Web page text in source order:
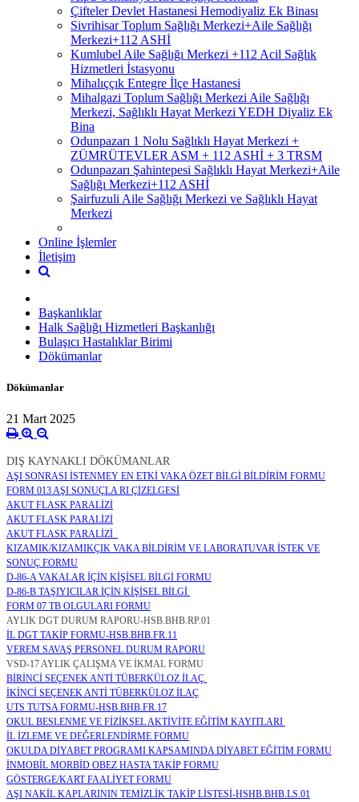
Çifteler Devlet Hastanesi Hemodiyaliz Ek Binası
Sivrihisar Toplum Sağlığı Merkezi+Aile Sağlığı
Merkezi+112 ASHİ
Kumlubel Aile Sağlığı Merkezi +112 Acil Sağlık
Hizmetleri İstasyonu
Mihalıççık Entegre İlçe Hastanesi
Mihalgazi Toplum Sağlığı Merkezi Aile Sağlığı
Merkezi, Sağlıklı Hayat Merkezi YEDH Diyaliz Ek
Bina
Odunpazarı 1 Nolu Sağlıklı Hayat Merkezi +
ZÜMRÜTEVLER ASM + 112 ASHİ + 3 TRSM
Odunpazarı Şahintepesi Sağlıklı Hayat Merkezi+Aile
Sağlığı Merkezi+112 ASHİ
Şairfuzuli Aile Sağlığı Merkezi ve Sağlıklı Hayat
Merkezi
Online İşlemler
İletişim
Başkanlıklar
Halk Sağlığı Hizmetleri Başkanlığı
Bulaşıcı Hastalıklar Birimi
Dökümanlar
Dökümanlar
21 Mart 2025
DIŞ KAYNAKLI DÖKÜMANLAR
AŞI SONRASI İSTENMEY EN ETKİ VAKA ÖZET BİLGİ BİLDİRİM FORMU
FORM 013 AŞI SONUÇLA RI ÇİZELGESİ
AKUT FLASK PARALİZİ
AKUT FLASK PARALİZİ
AKUT FLASK PARALİZİ
KIZAMIK/KIZAMIKÇIK VAKA BİLDİRİM VE LABORATUVAR İSTEK VE
SONUÇ FORMU
D-86-A VAKALAR İÇİN KİŞİSEL BİLGİ FORMU
D-86-B TAŞIYICILAR İÇİN KİŞİSEL BİLGİ
FORM 07 TB OLGULARI FORMU
AYLIK DGT DURUM RAPORU-HSB.BHB.RP.01
İL DGT TAKİP FORMU-HSB.BHB.FR.11
VEREM SAVAŞ PERSONEL DURUM RAPORU
VSD-17 AYLIK ÇALIŞMA VE İKMAL FORMU
BİRİNCİ SEÇENEK ANTİ TÜBERKÜLOZ İLAÇ
İKİNCİ SEÇENEK ANTİ TÜBERKÜLOZ İLAÇ
UTS TUTSA FORMU-HSB.BHB.FR.17
OKUL BESLENME VE FİZİKSEL AKTİVİTE EĞİTİM KAYITLARI
İL İZLEME VE DEĞERLENDİRME FORMU
OKULDA DİYABET PROGRAMI KAPSAMINDA DİYABET EĞİTİM FORMU
İNMOBİL MORBİD OBEZ HASTA TAKİP FORMU
GÖSTERGE/KART FAALİYET FORMU
AŞI NAKİL KAPLARININ TEMİZLİK TAKİP LİSTESİ-HSHB.BHB.LS.01